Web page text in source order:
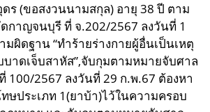
ร (ขอสงวนนามสกุล) อายุ 38 ปี ตาม
กาญจนบุรี ที่ จ.202/2567 ลงวันที่ 1
มผิดฐาน “ทำร้ายร่างกายผู้อื่นเป็นเหตุ
บาดเจ็บสาหัส”,จับกุมตามหมายจับศาล
100/2567 ลงวันที่ 29 ก.พ.67 ต้องหา
ษประเภท 1(ยาบ้า)ไว้ในความครอบ